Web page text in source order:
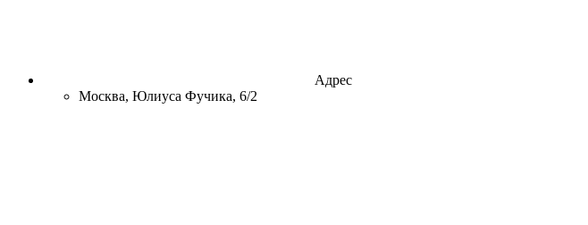
Адрес
Москва, Юлиуса Фучика, 6/2